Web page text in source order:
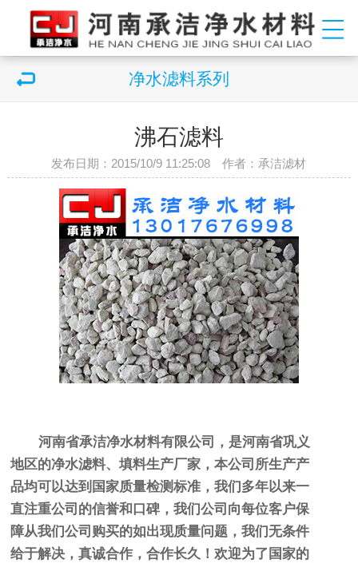
净水滤料系列
沸石滤料
发布日期：2015/10/9 11:25:08 作者：承洁滤材
河南省承洁净水材料有限公司，是河南省巩义
地区的净水滤料、填料生产厂家，本公司所生产产
品均可以达到国家质量检测标准，我们多年以来一
直注重公司的信誉和口碑，我们公司向每位客户保
障从我们公司购买的如出现质量问题，我们无条件
给于解决，真诚合作，合作长久！欢迎为了国家的